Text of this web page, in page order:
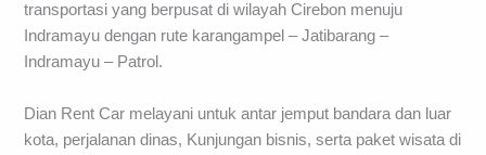
transportasi yang berpusat di wilayah Cirebon menuju
Indramayu dengan rute karangampel – Jatibarang –
Indramayu – Patrol.
Dian Rent Car melayani untuk antar jemput bandara dan luar
kota, perjalanan dinas, Kunjungan bisnis, serta paket wisata di